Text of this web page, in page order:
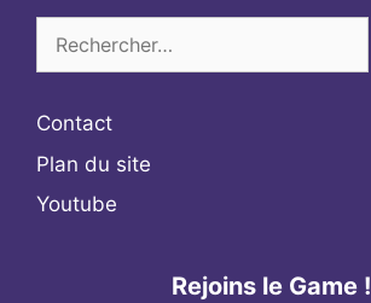
Contact
Plan du site
Youtube
Rejoins le Game !